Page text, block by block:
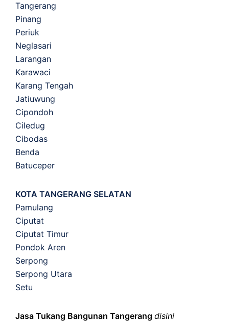
Tangerang
Pinang
Periuk
Neglasari
Larangan
Karawaci
Karang Tengah
Jatiuwung
Cipondoh
Ciledug
Cibodas
Benda
Batuceper
KOTA TANGERANG SELATAN
Pamulang
Ciputat
Ciputat Timur
Pondok Aren
Serpong
Serpong Utara
Setu
Jasa Tukang Bangunan Tangerang disini